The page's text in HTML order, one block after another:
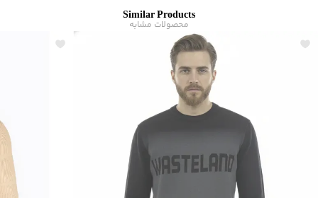
Similar Products
محصولات مشابه